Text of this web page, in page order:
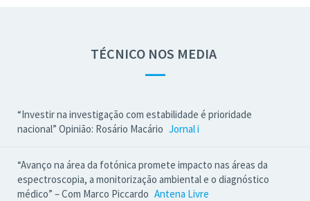
TÉCNICO NOS MEDIA
—
“Investir na investigação com estabilidade é prioridade
nacional” Opinião: Rosário Macário Jornal i
“Avanço na área da fotónica promete impacto nas áreas da
espectroscopia, a monitorização ambiental e o diagnóstico
médico” – Com Marco Piccardo Antena Livre